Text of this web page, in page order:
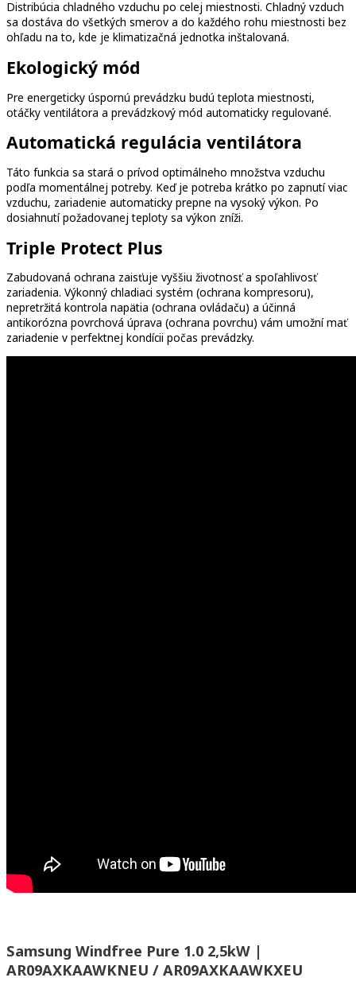
Distribúcia chladného vzduchu po celej miestnosti. Chladný vzduch
sa dostáva do všetkých smerov a do každého rohu miestnosti bez
ohľadu na to, kde je klimatizačná jednotka inštalovaná.
Ekologický mód
Pre energeticky úspornú prevádzku budú teplota miestnosti,
otáčky ventilátora a prevádzkový mód automaticky regulované.
Automatická regulácia ventilátora
Táto funkcia sa stará o prívod optimálneho množstva vzduchu
podľa momentálnej potreby. Keď je potreba krátko po zapnutí viac
vzduchu, zariadenie automaticky prepne na vysoký výkon. Po
dosiahnutí požadovanej teploty sa výkon zníži.
Triple Protect Plus
Zabudovaná ochrana zaisťuje vyššiu životnosť a spoľahlivosť
zariadenia. Výkonný chladiaci systém (ochrana kompresoru),
nepretržitá kontrola napätia (ochrana ovládaču) a účinná
antikorózna povrchová úprava (ochrana povrchu) vám umožní mať
zariadenie v perfektnej kondícii počas prevádzky.
Samsung Windfree Pure 1.0 2,5kW |
AR09AXKAAWKNEU / AR09AXKAAWKXEU